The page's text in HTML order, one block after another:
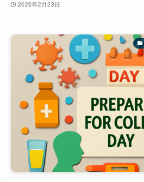
2026年2月23日